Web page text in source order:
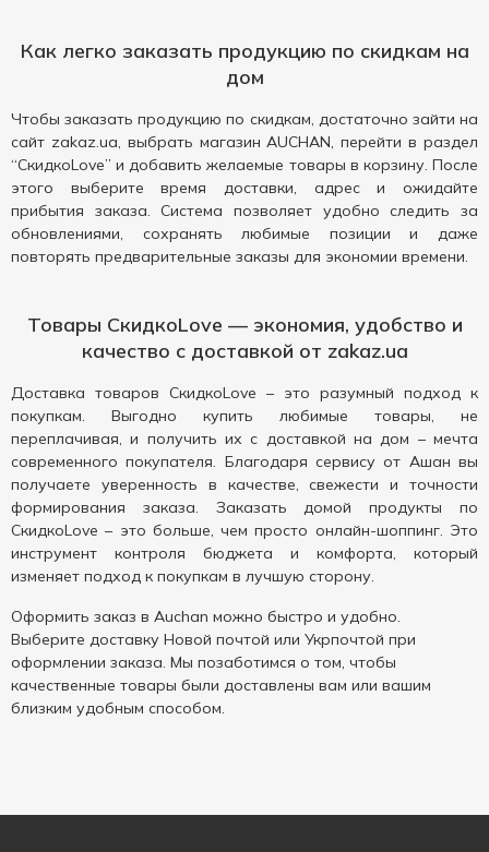
Как легко заказать продукцию по скидкам на
дом
Чтобы заказать продукцию по скидкам, достаточно зайти на
сайт zakaz.ua, выбрать магазин AUCHAN, перейти в раздел
“СкидкоLove” и добавить желаемые товары в корзину. После
этого выберите время доставки, адрес и ожидайте
прибытия заказа. Система позволяет удобно следить за
обновлениями, сохранять любимые позиции и даже
повторять предварительные заказы для экономии времени.
Товары СкидкоLove — экономия, удобство и
качество с доставкой от zakaz.ua
Доставка товаров СкидкоLove – это разумный подход к
покупкам. Выгодно купить любимые товары, не
переплачивая, и получить их с доставкой на дом – мечта
современного покупателя. Благодаря сервису от Ашан вы
получаете уверенность в качестве, свежести и точности
формирования заказа. Заказать домой продукты по
СкидкoLove – это больше, чем просто онлайн-шоппинг. Это
инструмент контроля бюджета и комфорта, который
изменяет подход к покупкам в лучшую сторону.
Оформить заказ в Auchan можно быстро и удобно.
Выберите доставку Новой почтой или Укрпочтой при
оформлении заказа. Мы позаботимся о том, чтобы
качественные товары были доставлены вам или вашим
близким удобным способом.